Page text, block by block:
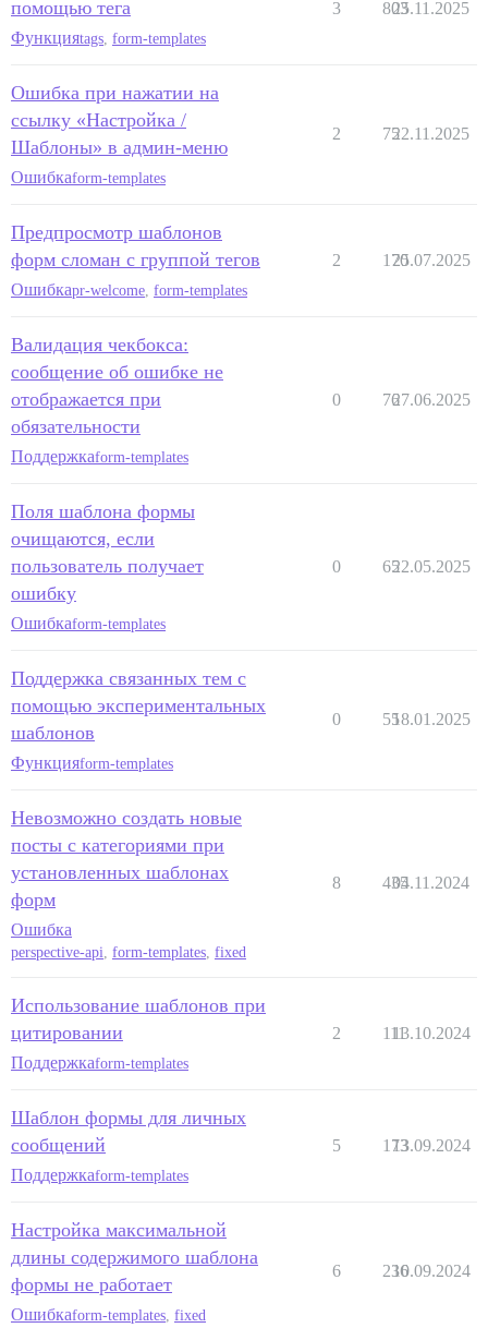
помощью тега
Функцияtags form-templates
3 803
25.11.2025
Ошибка при нажатии на
ссылку «Настройка /
Шаблоны» в админ-меню
Ошибкаform-templates
2 7522.11.2025
Предпросмотр шаблонов
форм сломан с группой тегов
Ошибкаpr-welcome form-templates
2 170
25.07.2025
Валидация чекбокса:
сообщение об ошибке не
отображается при
обязательности
Поддержкаform-templates
0 7627.06.2025
Поля шаблона формы
очищаются, если
пользователь получает
ошибку
Ошибкаform-templates
0 6522.05.2025
Поддержка связанных тем с
помощью экспериментальных
шаблонов
Функцияform-templates
0 5518.01.2025
Невозможно создать новые
посты с категориями при
установленных шаблонах
форм
Ошибка
perspective-api, form-templates, fixed
8 435
04.11.2024
Использование шаблонов при
цитировании
Поддержкаform-templates
2 111
13.10.2024
Шаблон формы для личных
сообщений
Поддержкаform-templates
5 173
13.09.2024
Настройка максимальной
длины содержимого шаблона
формы не работает
Ошибкаform-templates fixed
6 236
10.09.2024